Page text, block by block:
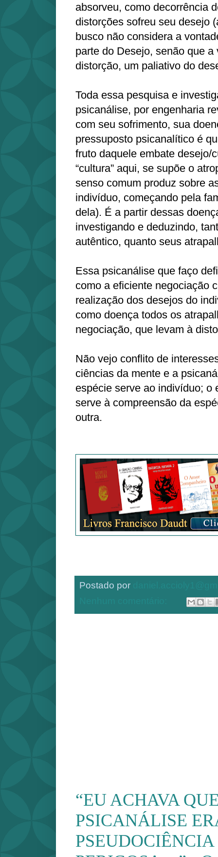
absorveu, como decorrência
distorções sofreu seu desejo
busco não considera a
parte do Desejo, senão que a
distorção, um paliativo do
Toda essa pesquisa e
psicanálise, por engenharia
com seu sofrimento, sua
pressuposto psicanalítico é
fruto daquele embate desejo/
“cultura” aqui, se supõe o
senso comum produz sobre
indivíduo, começando pela
dela). É a partir dessas
investigando e deduzindo,
autêntico, quanto seus
Essa psicanálise que faço
como a eficiente negociação
realização dos desejos do
como doença todos os
negociação, que levam à
Não vejo conflito de
ciências da mente e a
espécie serve ao indivíduo; o
serve à compreensão da
outra.
Postado por
“EU ACHAVA
PSICANÁLISE
PSEUDOCIÊNCIA